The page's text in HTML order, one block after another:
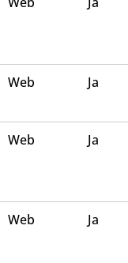
Web Ja
Web Ja
Web Ja